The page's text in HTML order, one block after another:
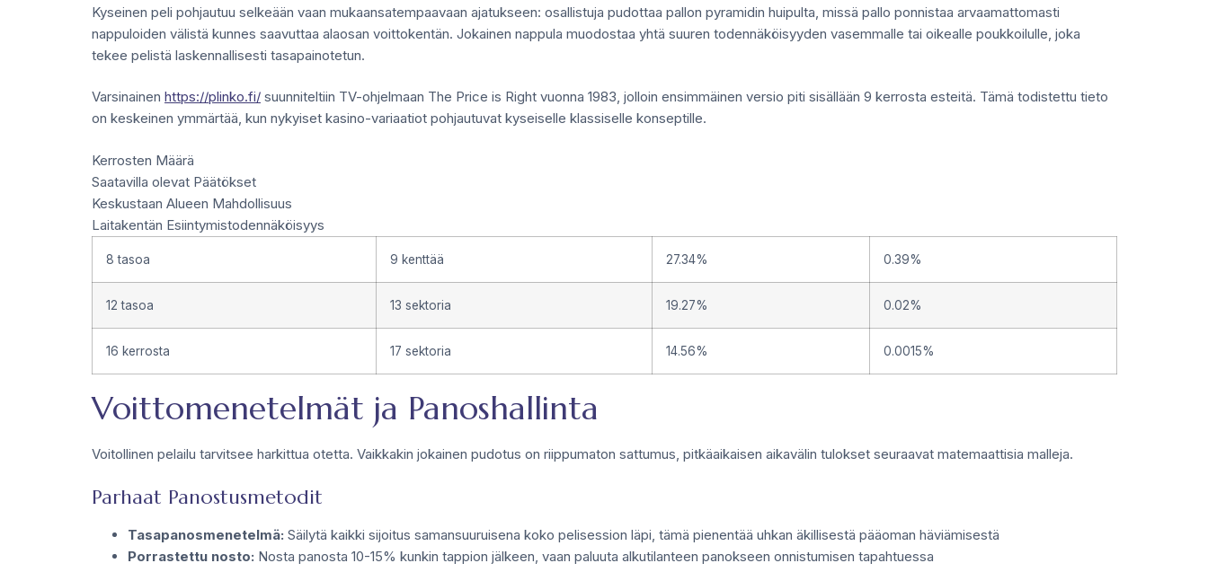
Kyseinen peli pohjautuu selkeään vaan mukaansatempaavaan ajatukseen: osallistuja pudottaa pallon pyramidin huipulta, missä pallo ponnistaa arvaamattomasti
nappuloiden välistä kunnes saavuttaa alaosan voittokentän. Jokainen nappula muodostaa yhtä suuren todennäköisyyden vasemmalle tai oikealle poukkoilulle, joka
tekee pelistä laskennallisesti tasapainotetun.
Varsinainen https://plinko.fi/ suunniteltiin TV-ohjelmaan The Price is Right vuonna 1983, jolloin ensimmäinen versio piti sisällään 9 kerrosta esteitä. Tämä todistettu tieto
on keskeinen ymmärtää, kun nykyiset kasino-variaatiot pohjautuvat kyseiselle klassiselle konseptille.
Kerrosten Määrä
Saatavilla olevat Päätökset
Keskustaan Alueen Mahdollisuus
Laitakentän Esiintymistodennäköisyys
8 tasoa 9 kenttää 27.34% 0.39%
12 tasoa 13 sektoria 19.27% 0.02%
16 kerrosta 17 sektoria 14.56% 0.0015%
Voittomenetelmät ja Panoshallinta
Voitollinen pelailu tarvitsee harkittua otetta. Vaikkakin jokainen pudotus on riippumaton sattumus, pitkäaikaisen aikavälin tulokset seuraavat matemaattisia malleja.
Parhaat Panostusmetodit
Tasapanosmenetelmä: Säilytä kaikki sijoitus samansuuruisena koko pelisession läpi, tämä pienentää uhkan äkillisestä pääoman häviämisestä
Porrastettu nosto: Nosta panosta 10-15% kunkin tappion jälkeen, vaan paluuta alkutilanteen panokseen onnistumisen tapahtuessa